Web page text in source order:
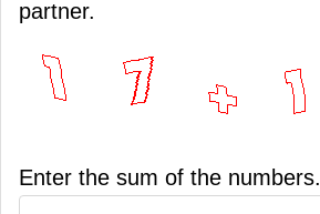
partner.
Enter the sum of the numbers.